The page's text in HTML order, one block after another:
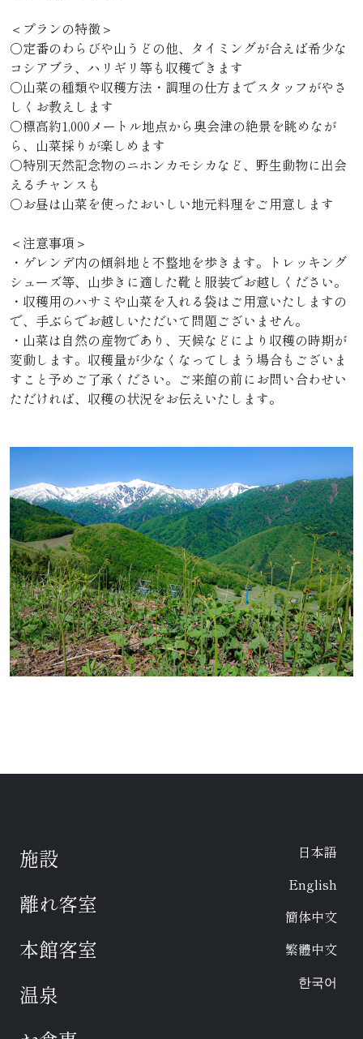
＜プランの特徴＞
○定番のわらびや山うどの他、タイミングが合えば希少な
コシアブラ、ハリギリ等も収穫できます
○山菜の種類や収穫方法・調理の仕方までスタッフがやさ
しくお教えします
○標高約1,000メートル地点から奥会津の絶景を眺めなが
ら、山菜採りが楽しめます
○特別天然記念物のニホンカモシカなど、野生動物に出会
えるチャンスも
○お昼は山菜を使ったおいしい地元料理をご用意します
＜注意事項＞
・ゲレンデ内の傾斜地と不整地を歩きます。トレッキング
シューズ等、山歩きに適した靴と服装でお越しください。
・収穫用のハサミや山菜を入れる袋はご用意いたしますの
で、手ぶらでお越しいただいて問題ございません。
・山菜は自然の産物であり、天候などにより収穫の時期が
変動します。収穫量が少なくなってしまう場合もございま
すこと予めご了承ください。ご来館の前にお問い合わせい
ただければ、収穫の状況をお伝えいたします。
施設
離れ客室
本館客室
温泉
日本語
English
簡体中文
繁體中文
한국어